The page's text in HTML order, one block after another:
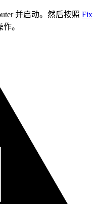
并启动。然后按照 Fix
。